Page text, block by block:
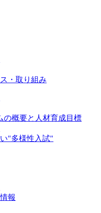
・取り組み
の概要と人材育成目標
"多様性入試"
報